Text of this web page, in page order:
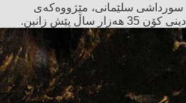
سلێمانی، مێژووەكەی
ساڵ پێش زانین.